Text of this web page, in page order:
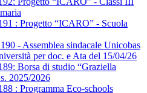
: Progetto “ICARO” - Scuola
- Assemblea sindacale Unicobas
per doc. e Ata del 15/04/26
Borsa di studio “Graziella
2025/2026
: Programma Eco-schools